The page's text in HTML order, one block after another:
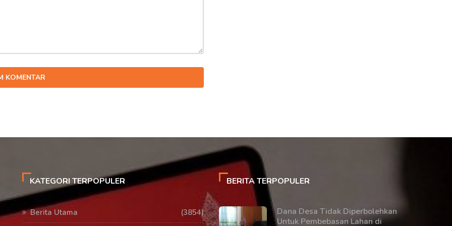
KOMENTAR
KATEGORI TERPOPULER
Berita Utama (3854)
BERITA TERPOPULER
Dana Desa Tidak Diperbolehkan
Untuk Pembebasan Lahan di